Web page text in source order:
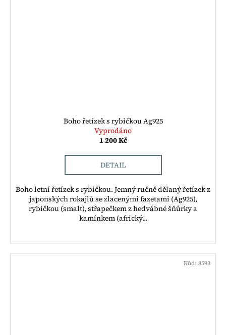
Boho řetízek s rybičkou Ag925
Vyprodáno
1 200 Kč
DETAIL
Boho letní řetízek s rybičkou. Jemný ručně dělaný řetízek z
japonských rokajlů se zlacenými fazetami (Ag925),
rybičkou (smalt), střapečkem z hedvábné šňůrky a
kamínkem (africký...
Kód: 8593